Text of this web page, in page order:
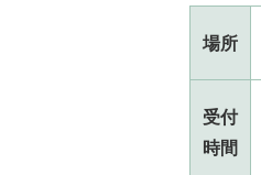
場所
受付
時間